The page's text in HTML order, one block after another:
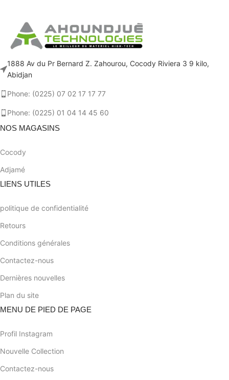
1888 Av du Pr Bernard Z. Zahourou, Cocody Riviera 3 9 kilo,
Abidjan
Phone: (0225) 07 02 17 17 77
Phone: (0225) 01 04 14 45 60
NOS MAGASINS
Cocody
Adjamé
LIENS UTILES
politique de confidentialité
Retours
Conditions générales
Contactez-nous
Dernières nouvelles
Plan du site
MENU DE PIED DE PAGE
Profil Instagram
Nouvelle Collection
Contactez-nous